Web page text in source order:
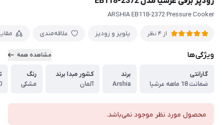
ARSHIA EB118-2372 Pressure Cooker
از 4 نظر پلوپز و زودپز علاقه‌مندی
ویژگی‌ها مشاهده همه
گارانتی
ضمانت 18 ماهه عرشیا
برند
Arshia
کشور مبدا برند
آلمان
رنگ
مشکی
محصول مورد نظر موجود نمی‌باشد.